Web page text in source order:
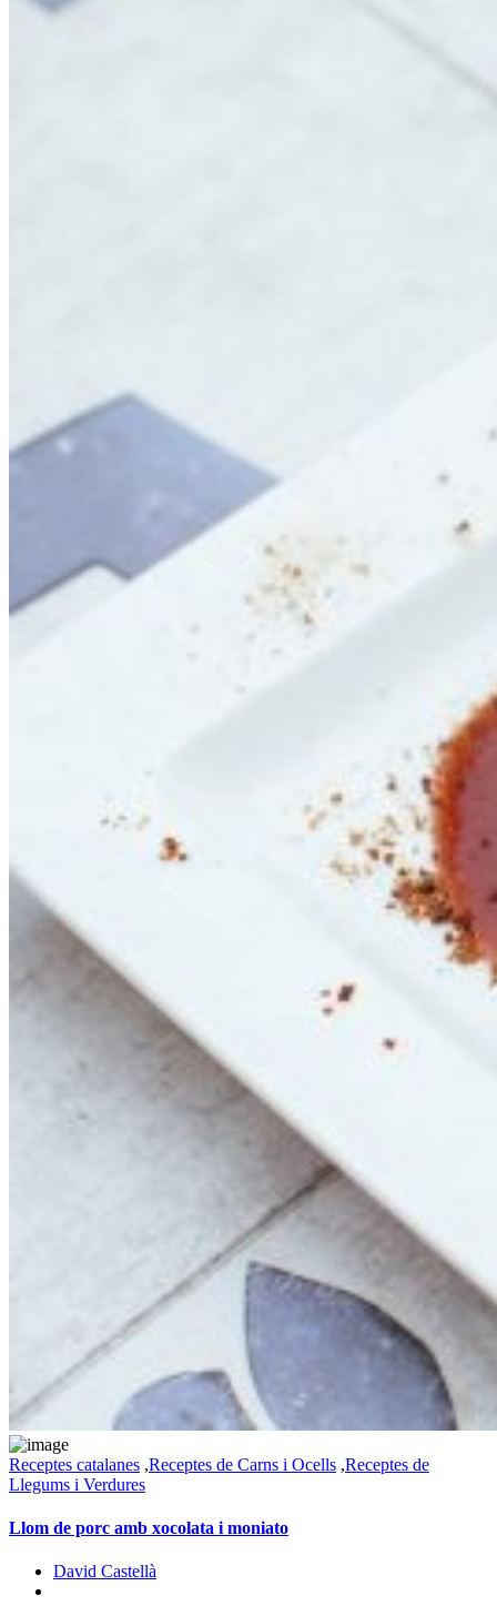
Receptes catalanes ,Receptes de Carns i Ocells ,Receptes de
Llegums i Verdures
Llom de porc amb xocolata i moniato
David Castellà